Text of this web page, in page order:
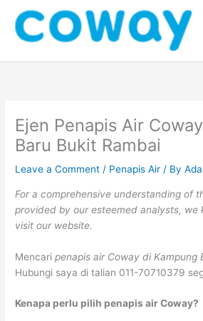
content
Ejen Penapis Air
Baru Bukit Rambai
Leave a Comment / Penapis Air / By
For a comprehensive understanding of
provided by our esteemed analysts, we
visit our website.
Mencaripenapis air Coway di Kampung
Hubungi saya di talian 011-70710379
Kenapa perlu pilih penapis air Coway?